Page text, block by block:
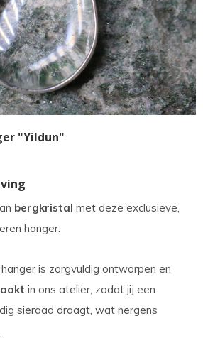
"Yildun"
bergkristal met deze exclusieve,
hanger.
is zorgvuldig ontworpen en
in ons atelier, zodat jij een
sieraad draagt, wat nergens